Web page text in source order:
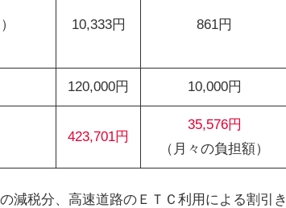
10,333円 861円
120,000円 10,000円
423,701円
35,576円
（月々の負担額）
減税分、高速道路のＥＴＣ利用による割引き